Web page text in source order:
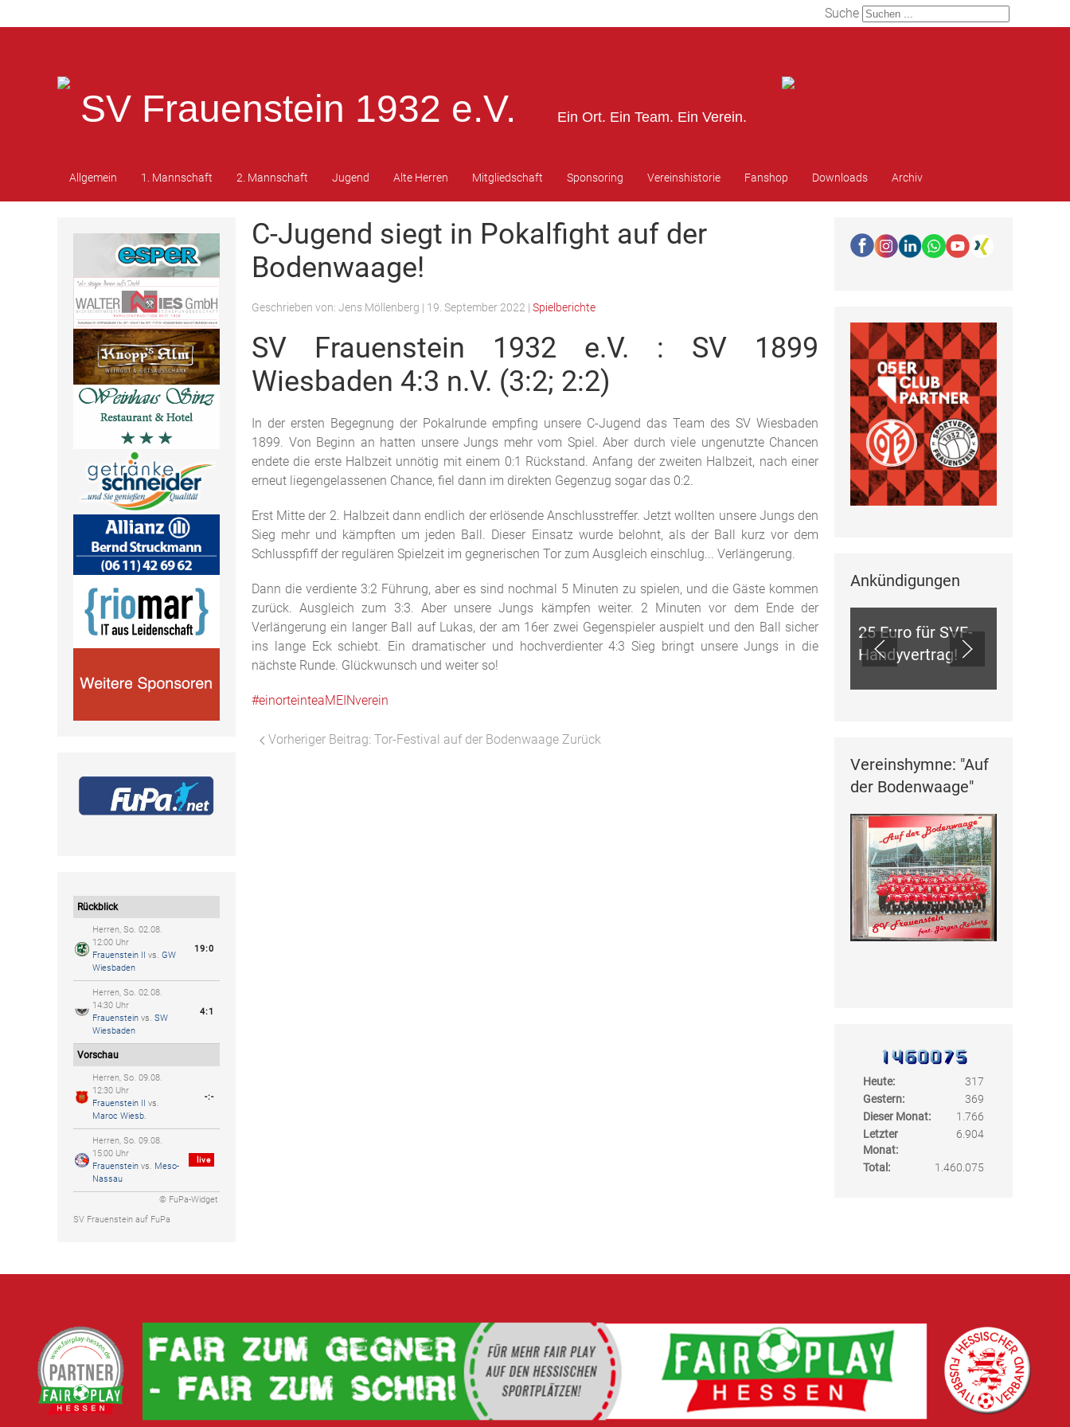
Suche
SV Frauenstein 1932 e.V. Ein Ort. Ein Team. Ein Verein.
Allgemein 1. Mannschaft 2. Mannschaft Jugend Alte Herren Mitgliedschaft Sponsoring Vereinshistorie Fanshop Downloads Archiv
Rückblick
Herren, So. 02.08.
12:00 Uhr
Frauenstein II
vs. GW
Wiesbaden
19:0
Herren, So. 02.08.
14:30 Uhr
Frauenstein vs. SW
Wiesbaden
4:1
Vorschau
Herren, So. 09.08.
12:30 Uhr
Frauenstein II
vs.
Maroc Wiesb.
-:-
Herren, So. 09.08.
15:00 Uhr
Frauenstein vs. Meso-
Nassau
live
© FuPa-Widget
SV Frauenstein auf FuPa
C-Jugend siegt in Pokalfight auf der
Bodenwaage!
Geschrieben von: Jens Möllenberg | 19. September 2022 | Spielberichte
SV Frauenstein 1932 e.V. : SV 1899
Wiesbaden 4:3 n.V. (3:2; 2:2)
In der ersten Begegnung der Pokalrunde empfing unsere C-Jugend das Team des SV Wiesbaden
1899. Von Beginn an hatten unsere Jungs mehr vom Spiel. Aber durch viele ungenutzte Chancen
endete die erste Halbzeit unnötig mit einem 0:1 Rückstand. Anfang der zweiten Halbzeit, nach einer
erneut liegengelassenen Chance, fiel dann im direkten Gegenzug sogar das 0:2.
Erst Mitte der 2. Halbzeit dann endlich der erlösende Anschlusstreffer. Jetzt wollten unsere Jungs den
Sieg mehr und kämpften um jeden Ball. Dieser Einsatz wurde belohnt, als der Ball kurz vor dem
Schlusspfiff der regulären Spielzeit im gegnerischen Tor zum Ausgleich einschlug... Verlängerung.
Dann die verdiente 3:2 Führung, aber es sind nochmal 5 Minuten zu spielen, und die Gäste kommen
zurück. Ausgleich zum 3:3. Aber unsere Jungs kämpfen weiter. 2 Minuten vor dem Ende der
Verlängerung ein langer Ball auf Lukas, der am 16er zwei Gegenspieler auspielt und den Ball sicher
ins lange Eck schiebt. Ein dramatischer und hochverdienter 4:3 Sieg bringt unsere Jungs in die
nächste Runde. Glückwunsch und weiter so!
#einorteinteaMEINverein
Vorheriger Beitrag: Tor-Festival auf der Bodenwaage Zurück
Ankündigungen
ANKÜNDIGUNGEN
25 Euro für SVF-
Handyvertrag!
Vereinshymne: "Auf
der Bodenwaage"
Heute:
317
Gestern:
369
Dieser Monat:
1.766
Letzter
Monat:
6.904
Total: 1.460.075